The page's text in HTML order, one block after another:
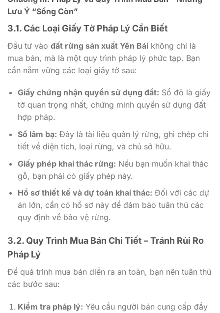
Lưu Ý “Sống Còn”
3.1. Các Loại Giấy Tờ Pháp Lý Cần Biết
Đầu tư vào đất rừng sản xuất Yên Bái không chỉ là
mua bán, mà là một quy trình pháp lý phức tạp. Bạn
cần nắm vững các loại giấy tờ sau:
Giấy chứng nhận quyền sử dụng đất: Sổ đỏ là giấy
tờ quan trọng nhất, chứng minh quyền sử dụng đất
hợp pháp.
Sổ lâm bạ: Đây là tài liệu quản lý rừng, ghi chép chi
tiết về diện tích, loại rừng, và chủ sở hữu.
Giấy phép khai thác rừng: Nếu bạn muốn khai thác
gỗ, bạn phải có giấy phép này.
Hồ sơ thiết kế và dự toán khai thác: Đối với các dự
án lớn, cần có hồ sơ này để đảm bảo tuân thủ các
quy định về bảo vệ rừng.
3.2. Quy Trình Mua Bán Chi Tiết – Tránh Rủi Ro
Pháp Lý
Để quá trình mua bán diễn ra an toàn, bạn nên tuân thủ
các bước sau:
Kiểm tra pháp lý: Yêu cầu người bán cung cấp đầy